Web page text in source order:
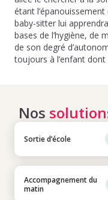
étant
baby-sitter lui
bases de l’hygiène, de
de son degré
toujours à l’enfant dont
Nos
Sortie d’école
Accompagnement du
matin